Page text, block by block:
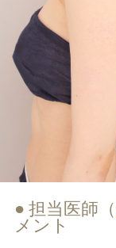
担当医師（
メント